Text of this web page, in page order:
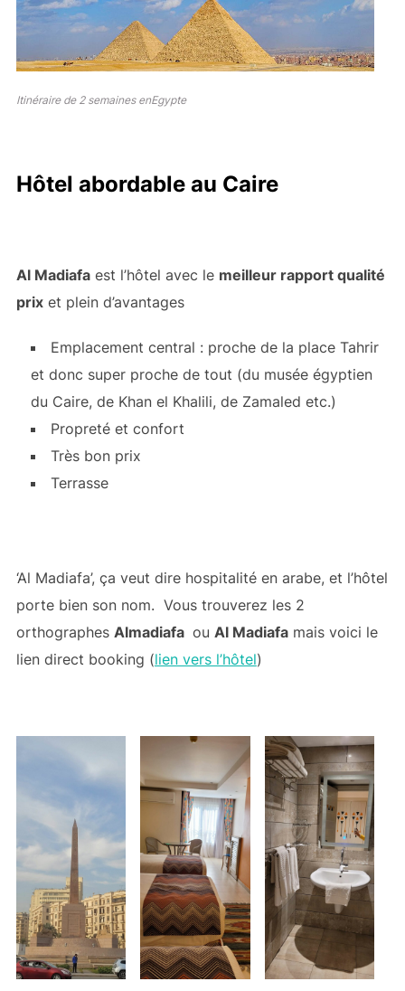
Itinéraire de 2 semaines enEgypte
Hôtel abordable au Caire
Al Madiafaest l’hôtel avec le meilleur rapport qualité
prixet plein d’avantages
Emplacement central : proche de la place Tahrir
et donc super proche de tout (du musée égyptien
du Caire, de Khan el Khalili, de Zamaled etc.)
Propreté et confort
Très bon prix
Terrasse
‘Al Madiafa’, ça veut dire hospitalité en arabe, et l’hôtel
porte bien son nom. Vous trouverez les 2
orthographes Almadiafa ou Al Madiafamais voici le
lien direct booking (lien vers l’hôtel)